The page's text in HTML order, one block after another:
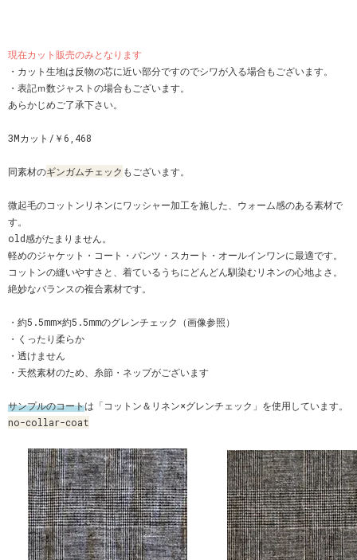
現在カット販売のみとなります
・カット生地は反物の芯に近い部分ですのでシワが入る場合もございます。
・表記ｍ数ジャストの場合もございます。
あらかじめご了承下さい。
3Mカット/￥6,468
同素材のギンガムチェック もございます。
微起毛のコットンリネンにワッシャー加工を施した、ウォーム感のある素材で
す。
old感がたまりません。
軽めのジャケット・コート・パンツ・スカート・オールインワンに最適です。
コットンの縫いやすさと、着ているうちにどんどん馴染むリネンの心地よさ。
絶妙なバランスの複合素材です。
・約5.5mm×約5.5mmのグレンチェック（画像参照）
・くったり柔らか
・透けません
・天然素材のため、糸節・ネップがございます
サンプルのコートは「コットン＆リネン×グレンチェック」を使用しています。
no-collar-coat